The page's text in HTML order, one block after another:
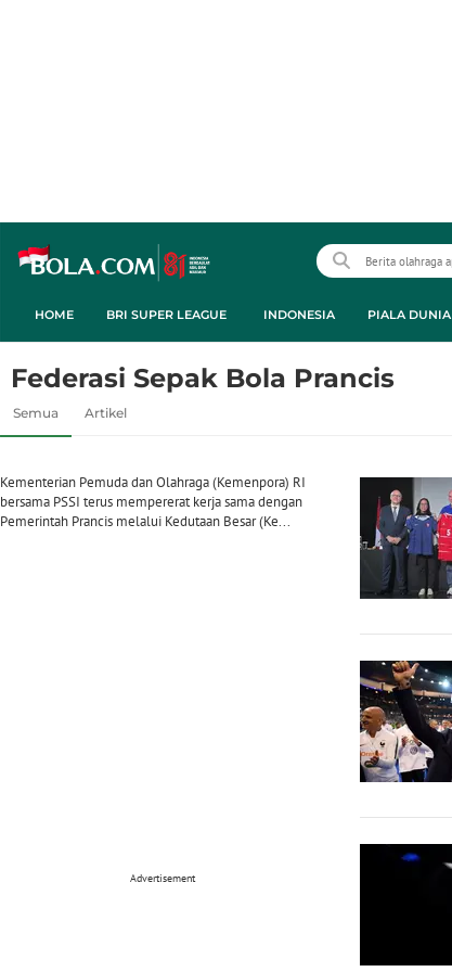
HOME BRI SUPER LEAGUE INDONESIA PIALA DUNIA
Federasi Sepak Bola Prancis
Semua Artikel
Kementerian Pemuda dan Olahraga (Kemenpora) RI
bersama PSSI terus mempererat kerja sama dengan
Pemerintah Prancis melalui Kedutaan Besar (Ke...
Advertisement